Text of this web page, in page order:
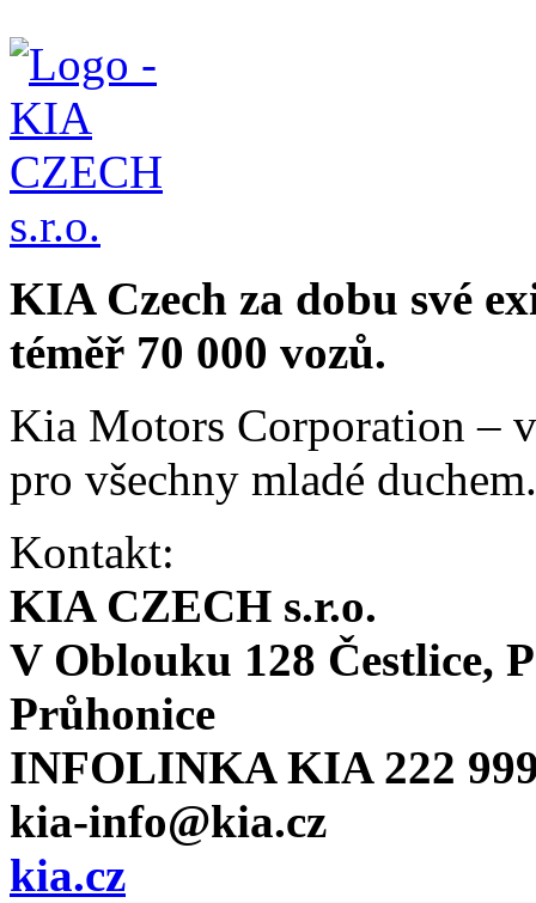
KIA Czech za dobu své
téměř 70 000 vozů.
Kia Motors Corporation –
pro všechny mladé duchem.
Kontakt:
KIA CZECH s.r.o.
V Oblouku 128 Čestlice,
Průhonice
INFOLINKA KIA 222
kia-info@kia.cz
kia.cz